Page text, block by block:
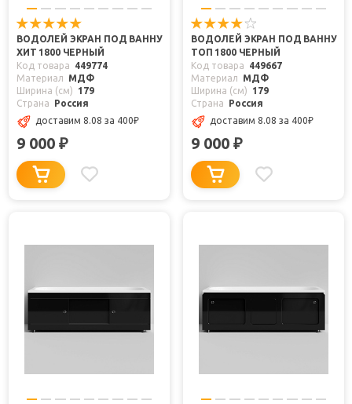
ВОДОЛЕЙ ЭКРАН ПОД ВАННУ
ХИТ 1800 ЧЕРНЫЙ
Код товара
449774
Материал
МДФ
Ширина (см)
179
Страна
Россия
доставим 8.08 за 400₽
9 000 ₽
ВОДОЛЕЙ ЭКРАН ПОД ВАННУ
ТОП 1800 ЧЕРНЫЙ
Код товара
449667
Материал
МДФ
Ширина (см)
179
Страна
Россия
доставим 8.08 за 400₽
9 000 ₽